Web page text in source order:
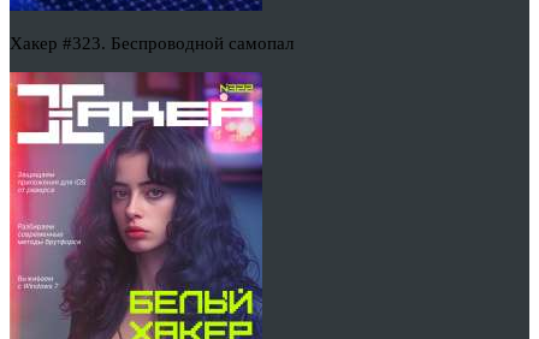
Хакер #323. Беспроводной самопал